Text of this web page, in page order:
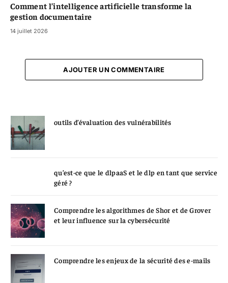
Comment l’intelligence artificielle transforme la
gestion documentaire
14 juillet 2026
AJOUTER UN COMMENTAIRE
outils d’évaluation des vulnérabilités
qu’est-ce que le dlpaaS et le dlp en tant que service
géré ?
Comprendre les algorithmes de Shor et de Grover
et leur influence sur la cybersécurité
Comprendre les enjeux de la sécurité des e-mails